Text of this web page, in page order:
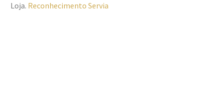
Loja. Reconhecimento Servia